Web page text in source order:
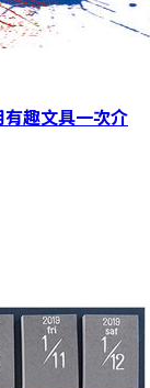
趣文具一次介